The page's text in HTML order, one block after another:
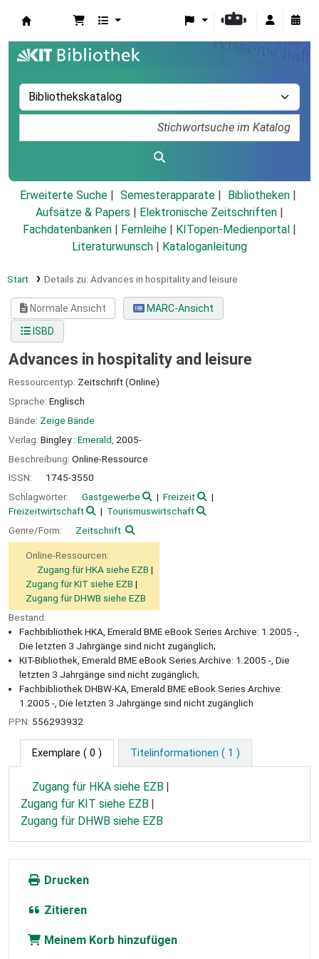
Erweiterte Suche Semesterapparate
Bibliotheken
Aufsätze & Papers
Elektronische Zeitschriften
Fachdatenbanken
Fernleihe KITopen-Medienportal
Literaturwunsch
Kataloganleitung
Start Details zu: Advances in hospitality and leisure
Normale Ansicht
MARC-Ansicht
ISBD
Advances in hospitality and leisure
Ressourcentyp: Zeitschrift (Online)
Sprache: Englisch
Bände: Zeige Bände
Verlag: Bingley : Emerald, 2005-
Beschreibung: Online-Ressource
ISSN:
1745-3550
Schlagwörter:
Gastgewerbe
Freizeit
Freizeitwirtschaft
Tourismuswirtschaft
Genre/Form:
Zeitschrift
Online-Ressourcen:
Zugang für HKA siehe EZB
Zugang für KIT siehe EZB
Zugang für DHWB siehe EZB
Bestand:
Fachbibliothek HKA, Emerald BME eBook Series Archive: 1.2005 -,
Die letzten 3 Jahrgänge sind nicht zugänglich;
KIT-Bibliothek, Emerald BME eBook Series Archive: 1.2005 -, Die
letzten 3 Jahrgänge sind nicht zugänglich;
Fachbibliothek DHBW-KA, Emerald BME eBook Series Archive:
1.2005 -, Die letzten 3 Jahrgänge sind nicht zugänglich
PPN: 556293932
Exemplare ( 0 ) Titelinformationen ( 1 )
Zugang für HKA siehe EZB
Zugang für KIT siehe EZB
Zugang für DHWB siehe EZB
Drucken
Zitieren
Meinem Korb hinzufügen